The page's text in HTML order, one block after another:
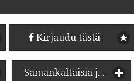
Kirjaudu tästä
Samankaltaisia juomia